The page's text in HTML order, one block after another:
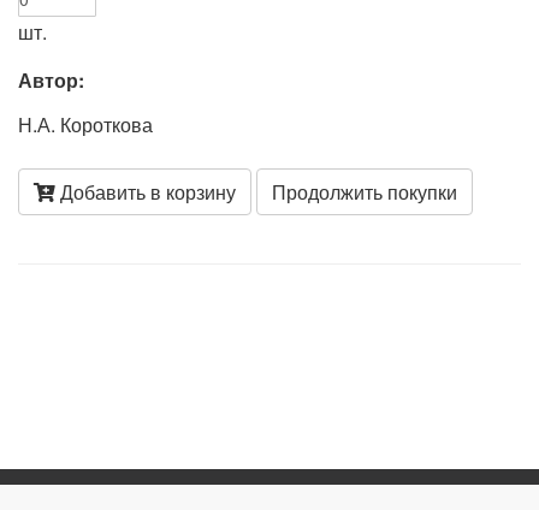
шт.
Автор:
Н.А. Короткова
Добавить в корзину Продолжить покупки